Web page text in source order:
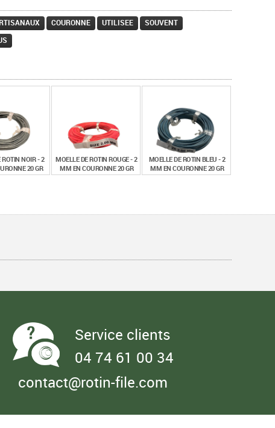
COURONNE UTILISEE
SOUVENT
ROTIN NOIR - 2
20 GR
MOELLE DE ROTIN ROUGE - 2
MM EN COURONNE 20 GR
MOELLE DE ROTIN BLEU - 2
MM EN COURONNE 20 GR
Service clients
04 74 61 00 34
contact@rotin-file.com